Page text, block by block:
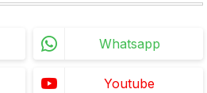
Whatsapp
Youtube